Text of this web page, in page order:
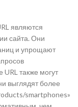
являются
сайта. Они
и упрощают
также могут
выглядят более
smartphones»